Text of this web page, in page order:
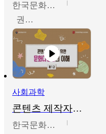
한국문화예술교육진흥원
권숙인 외 8명
사회과학
콘텐츠 제작자를 위한 문화다양성의 이해
한국문화예술교육진흥원